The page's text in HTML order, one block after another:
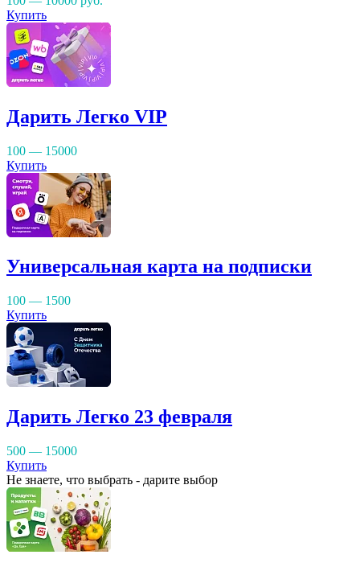
Купить
Дарить Легко VIP
100 — 15000
Купить
Универсальная карта на подписки
100 — 1500
Купить
Дарить Легко 23 февраля
500 — 15000
Купить
Не знаете, что выбрать - дарите выбор